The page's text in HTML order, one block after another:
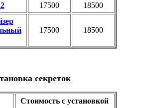
17500
18500
17500 18500
секреток
Стоимость с установкой